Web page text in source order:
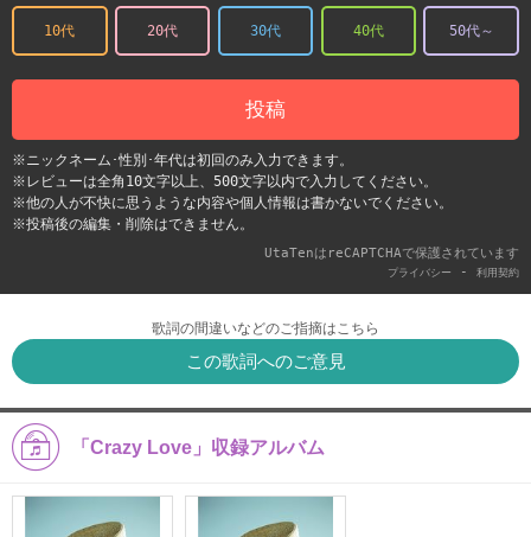
10代 20代 30代 40代 50代～
投稿
※ニックネーム･性別･年代は初回のみ入力できます。
※レビューは全角10文字以上、500文字以内で入力してください。
※他の人が不快に思うような内容や個人情報は書かないでください。
※投稿後の編集・削除はできません。
UtaTenはreCAPTCHAで保護されています
プライバシー - 利用契約
歌詞の間違いなどのご指摘はこちら
この歌詞へのご意見
「Crazy Love」収録アルバム